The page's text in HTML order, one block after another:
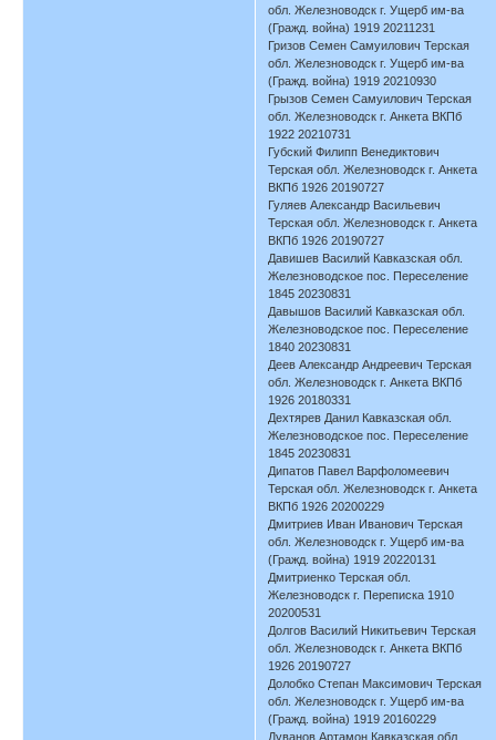
обл. Железноводск г. Ущерб им-ва
(Гражд. война) 1919 20211231
Гризов Семен Самуилович Терская
обл. Железноводск г. Ущерб им-ва
(Гражд. война) 1919 20210930
Грызов Семен Самуилович Терская
обл. Железноводск г. Анкета ВКПб
1922 20210731
Губский Филипп Венедиктович
Терская обл. Железноводск г. Анкета
ВКПб 1926 20190727
Гуляев Александр Васильевич
Терская обл. Железноводск г. Анкета
ВКПб 1926 20190727
Давишев Василий Кавказская обл.
Железноводское пос. Переселение
1845 20230831
Давышов Василий Кавказская обл.
Железноводское пос. Переселение
1840 20230831
Деев Александр Андреевич Терская
обл. Железноводск г. Анкета ВКПб
1926 20180331
Дехтярев Данил Кавказская обл.
Железноводское пос. Переселение
1845 20230831
Дипатов Павел Варфоломеевич
Терская обл. Железноводск г. Анкета
ВКПб 1926 20200229
Дмитриев Иван Иванович Терская
обл. Железноводск г. Ущерб им-ва
(Гражд. война) 1919 20220131
Дмитриенко Терская обл.
Железноводск г. Переписка 1910
20200531
Долгов Василий Никитьевич Терская
обл. Железноводск г. Анкета ВКПб
1926 20190727
Долобко Степан Максимович Терская
обл. Железноводск г. Ущерб им-ва
(Гражд. война) 1919 20160229
Дуванов Артамон Кавказская обл.